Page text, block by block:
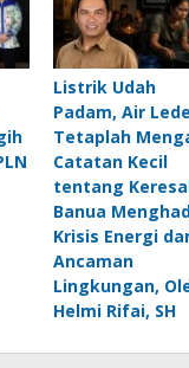
Listrik Udah
Padam, Air
Tetaplah
Catatan Kecil
tentang
Banua
Krisis Energi
Ancaman
Lingkungan,
Helmi Rifai, SH